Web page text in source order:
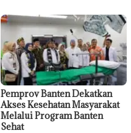
Pemprov Banten Dekatkan
Akses Kesehatan Masyarakat
Melalui Program Banten
Sehat